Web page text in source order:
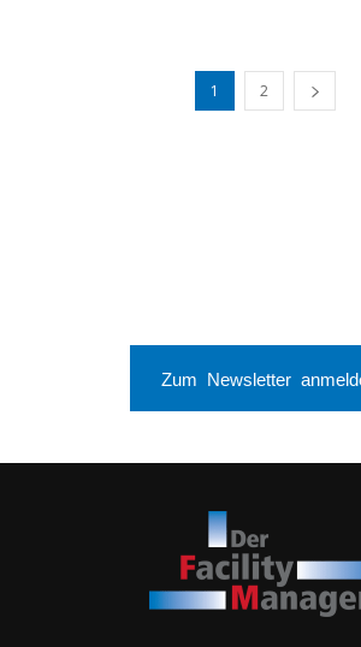
1 2
Zum Newsletter